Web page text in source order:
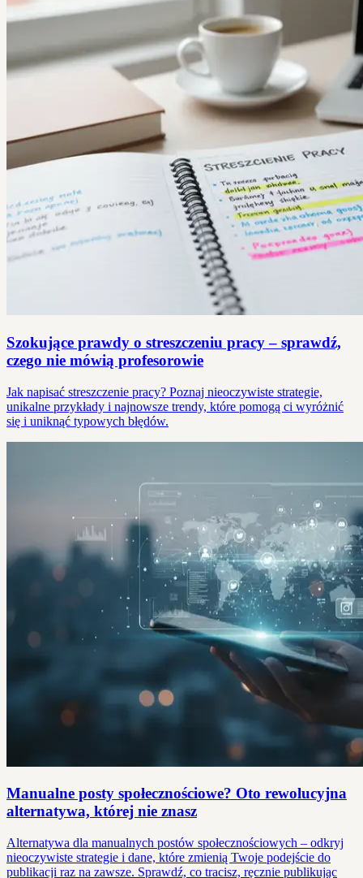
Szokujące prawdy o streszczeniu pracy – sprawdź,
czego nie mówią profesorowie
Jak napisać streszczenie pracy? Poznaj nieoczywiste strategie,
unikalne przykłady i najnowsze trendy, które pomogą ci wyróżnić
się i uniknąć typowych błędów.
Manualne posty społecznościowe? Oto rewolucyjna
alternatywa, której nie znasz
Alternatywa dla manualnych postów społecznościowych – odkryj
nieoczywiste strategie i dane, które zmienią Twoje podejście do
publikacji raz na zawsze. Sprawdź, co tracisz, ręcznie publikując